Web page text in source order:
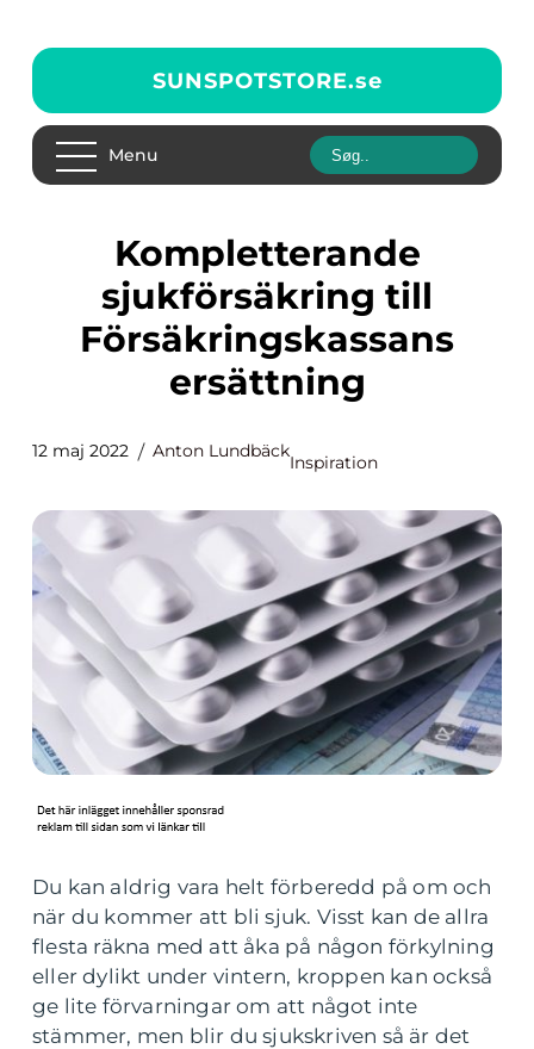
SUNSPOTSTORE.se
Menu
Kompletterande
sjukförsäkring till
Försäkringskassans
ersättning
12 maj 2022 Anton Lundbäck
Inspiration
Du kan aldrig vara helt förberedd på om och
när du kommer att bli sjuk. Visst kan de allra
flesta räkna med att åka på någon förkylning
eller dylikt under vintern, kroppen kan också
ge lite förvarningar om att något inte
stämmer, men blir du sjukskriven så är det